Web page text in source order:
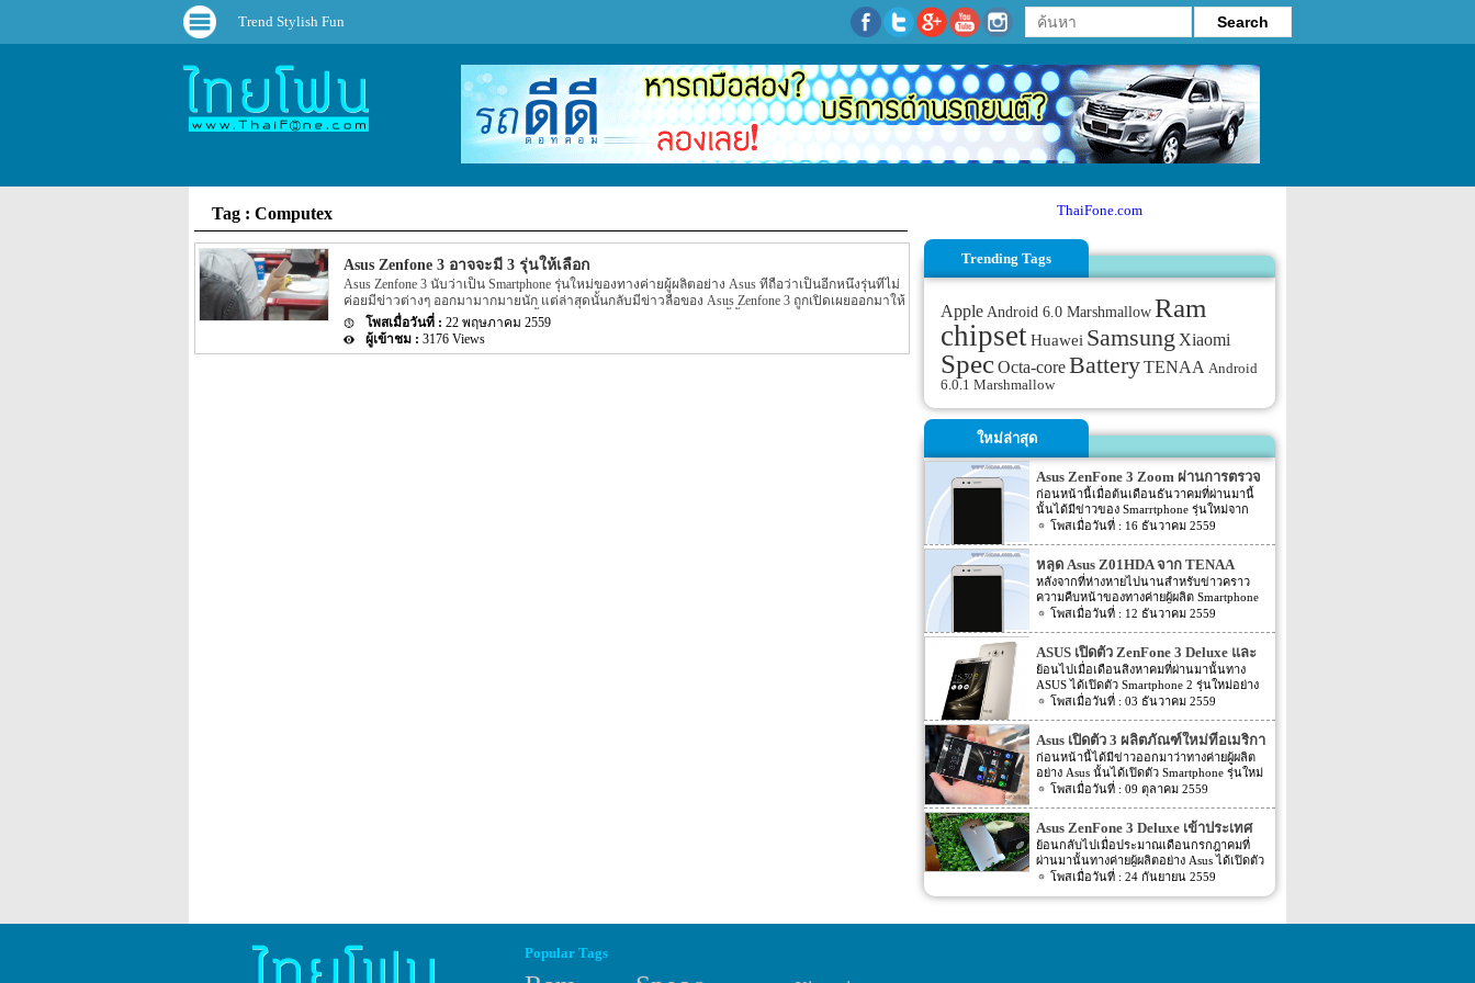
Trend Stylish Fun
Tag : Computex
Asus Zenfone 3 อาจจะมี 3 รุ่นให้เลือก
Asus Zenfone 3 นับว่าเป็น Smartphone รุ่นใหม่ของทางค่ายผู้ผลิตอย่าง Asus ที่ถือว่าเป็นอีกหนึ่งรุ่นที่ไม่
ค่อยมีข่าวต่างๆ ออกมามากมายนัก แต่ล่าสุดนั้นกลับมีข่าวลือของ Asus Zenfone 3 ถูกเปิดเผยออกมาให้
เราได้ทราบรายละเอียดกันอีกแล้วนั้นเอง ตามรายละเอียดของข่าวลือนี้นั้นได้ระบุว่า Asus Zenfone 3 รุ่น
ใหม่ของทาง Asus นั้น จะมีราคาของตัวเครื่องเริ่มต้นตั้งแต่ราคาของตัวเครื่องประมาณ $110 ถึง $370
โดยราคานี้น่าจะเป็นรุ่นแริ่มต้นไปจนถึงรุ่นสุดท้ายนั้นเอง อีกทั้งรายละเอียดยังได้ระบุออกมาอีกว่า Asus
22 พฤษภาคม 2559
3176 Views
ThaiFone.com
Trending Tags
Apple Android 6.0 MarshmallowRam
chipsetHuawei Samsung Xiaomi
SpecOcta-coreBatteryTENAA Android
6.0.1 Marshmallow
ใหม่ล่าสุด
Asus ZenFone 3 Zoom ผ่านการตรวจ
สอบ FCC แล้ว
ก่อนหน้านี้เมื่อต้นเดือนธันวาคมที่ผ่านมานี้
นั้นได้มีข่าวของ Smarrtphone รุ่นใหม่จาก
ทางค่ายผู้ผลิตอย่าง Asus อย่างรุ่น Asus
รุ่นใหม่นี้ได้ผ่านการตรวจสอบสัญญาณเชื่อม
ต่อของอุปกรณ์เคลื่อนภายในประเทศจีนอย่าง
TENAA ไปแล้ว โดยรายละเอียดในตอนนั้น
ระบุ Spec ภายในตัวเครื่องออกมาด้วย พร้อม
กับรูปของตัวเครื่อง แต่ล่าสุดนี้กลับมีข่าวของ
Asus ZenFone 3 Zoom ออกมาอีกแล้ว ก่อน
หน้านี้เมื่อต้นเดือนธันวาคมที่ผ่านมานั้นราย
ละเอียดของข่าวระบุชื่อรุ่นใหม่ของทาง Asus
ออกมาว่าเป็นรุ่น Asus Z01HDA โดยไม่ได้
ระบุชื่อรุ่นออกมาอย่างชัดเจน จนล่าสุดนี้ตัว
เครื่อง Asus Z01HDA ได้ผ่านการตรวจสอบ
จากคณะกรรมการกลางกำกับดูแลกิจการ
สื่อสารจากอเมริกาอย่าง Federal
Communication Commission หรือ FCC แล้ว
และรายละเอียดยังได้เปิดเผยชื่อรุ่นออกมา
ด้วยจะมีชื่อว่า Asus ZenFone 3 Zoom ส่วน
นี้ที่ถูกเปิดเผยผ่านหน้าเว็บไซต์ TENAA นั้น
ระบุว่าตัวเครื่องจะถูกขับเคลื่อนด้วย chipset
[…]
16 ธันวาคม 2559
หลุด Asus Z01HDA จาก TENAA
พร้อม Snapdragon 625
หลังจากที่ห่างหายไปนานสำหรับข่าวคราว
ความคืบหน้าของทางค่ายผู้ผลิต Smartphone
อย่าง Asus โดยล่าสุดนั้นกลับมีข่าวความคืบ
Asus ออกมาให้แฟนๆ นั้นได้ตื่นเต้นกันอีก
ครั้ง โดยข่าวล่าสุดนี้ตามข่าวระบุออกมาว่า
Smartphone รุ่นใหม่ของทางค่ายผู้ผลิตอย่าง
Asus อย่างรุ่น Asus Z01HDA นั้นได้ผ่านการ
ตรวจสอบสัญญาณเชื่อมต่อของอุปกรณ์
เคลื่อนที่จากองศ์กรในประเทศจีนอย่าง
TENAA โดยบนหน้าเว็บไซต์ TENAA นั้นได้
เปิดเผยรูปของตัวเครื่อง Asus Z01HDA รุ่น
ใหม่นี้ออกมาด้วย อีกทั้งยังได้เปิดเผย Spec
ต่างๆ ภายในตัวเครื่องออกมาอีกด้วย โดยตาม
หน้าเว็บไซต์ TENAA ระบุว่า Asus Z01HDA
นี้จะมาพร้อมกับ chipset ที่ขับเคลื่อนตัวเครื่อง
อย่าง Snapdragon 625 ขนาดหน้าจอแสดงผล
จะมีขนาดอยู่ที่ 5.5 นิ้ว โดยหน้าจอจะเป็นแบบ
Full HD สำหรับขนาดของ Ram ภายในตัว
เครื่องนั้นจะมีหลายขนาดให้เลือกอย่าง 2GB,
เครื่องก็เช่นกันก็จะมีหลายขนาดให้เลือก
12 ธันวาคม 2559
ASUS เปิดตัว ZenFone 3 Deluxe และ
ZenFone 3 Ultra ที่อินเดียแล้ว
ย้อนไปเมื่อเดือนสิงหาคมที่ผ่านมานั้นทาง
ASUS ได้เปิดตัว Smartphone 2 รุ่นใหม่อย่าง
ZenFone 3 Deluxe และ ZenFone 3 Ultra
เปิดตัว ZenFone 3 Deluxe และ ZenFone 3
Ultra ที่อินเดียแล้ว โดย ZenFone 3 Deluxe ที่
เข้าอินเดียนั้นจะมี 2 รุ่นให้เลือก อย่างรุ่นที่ขับ
เคลื่อนตัวเครื่องด้วย Chipset อย่าง
Snapdragon 820 โดยจะมาพร้อมกับขนาด
พื้นที่ภายในตัวเครื่องขนาด 64GB และรุ่นที่
ขับเคลื่อนตัวเครื่องด้วย Chipset อย่าง
Snapdragon 821 โดยจะมาพร้อมกับขนาด
พื้นที่ภายในตัวเครื่องขนาด 256GB โดยทั้ง 2
รุ่นนั้นจะมาพร้อมกับ Ram ขนาด 6GB
สำหรับหน้าจอแสดงผลจะมีขนาดอยู่ที่ 5.7 นิ้ว
[…]
03 ธันวาคม 2559
Asus เปิดตัว 3 ผลิตภัณฑ์ใหม่ที่อเมริกา
ก่อนหน้านี้ได้มีข่าวออกมาว่าทางค่ายผู้ผลิต
อย่าง Asus นั้นได้เปิดตัว Smartphone รุ่นใหม่
อย่าง Asus Zenfone 3 Deluxe และ Laser แล้ว
นั้นได้เปิดตัว 3 ผลิตภัณฑ์ใหม่ออกมาที่
อเมริกาอีกแล้ว สำหรับ Smartphone รุ่นใหม่
จะมีชื่อรุ่นว่า Zenfone 3 Deluxe Special
Edition ZS570KL โดยเวอร์ชั่นนี้จะมีราคา
ของตัวเครื่องอยู่ที่ $799 หรือประมาณ 27,965
บาท โดยจะว่างจำหน่ายในวันที่ 19 ตุลาคม
อย่าง Qualcomm Snapdragon 821 ขนาด
09 ตุลาคม 2559
Asus ZenFone 3 Deluxe เข้าประเทศ
จีนแล้ว
ย้อนกลับไปเมื่อประมาณเดือนกรกฎาคมที่
ผ่านมานั้นทางค่ายผู้ผลิตอย่าง Asus ได้เปิดตัว
Asus ZenFone 3 Deluxe ออกมาแล้ว โดยหลัง
Asus ZenFone 3 Deluxe ที่ Taiwan เลย โดย
24 กันยายน 2559
Popular Tags